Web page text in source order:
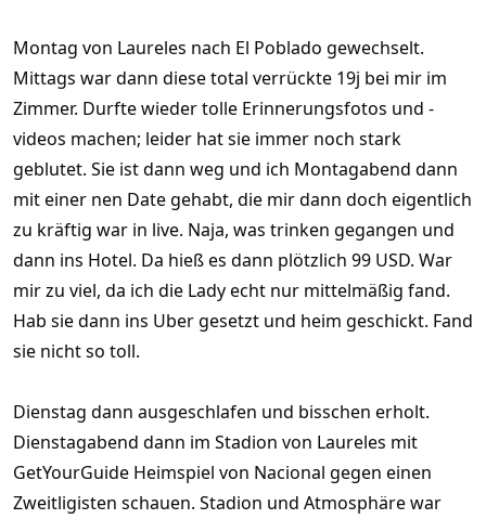
Montag von Laureles nach El Poblado gewechselt.
Mittags war dann diese total verrückte 19j bei mir im
Zimmer. Durfte wieder tolle Erinnerungsfotos und -
videos machen; leider hat sie immer noch stark
geblutet. Sie ist dann weg und ich Montagabend dann
mit einer nen Date gehabt, die mir dann doch eigentlich
zu kräftig war in live. Naja, was trinken gegangen und
dann ins Hotel. Da hieß es dann plötzlich 99 USD. War
mir zu viel, da ich die Lady echt nur mittelmäßig fand.
Hab sie dann ins Uber gesetzt und heim geschickt. Fand
sie nicht so toll.
Dienstag dann ausgeschlafen und bisschen erholt.
Dienstagabend dann im Stadion von Laureles mit
GetYourGuide Heimspiel von Nacional gegen einen
Zweitligisten schauen. Stadion und Atmosphäre war